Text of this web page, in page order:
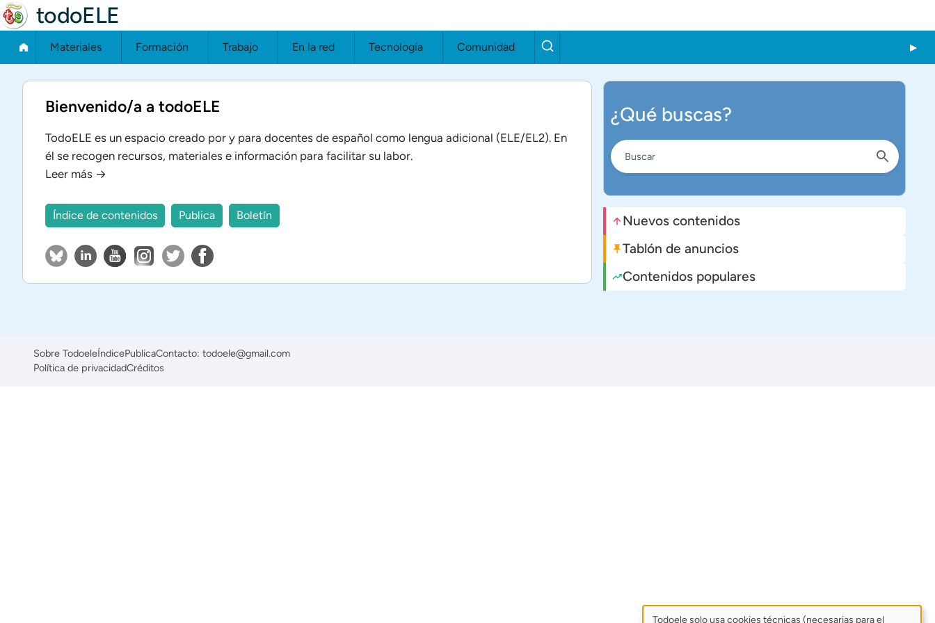
todoELE
Materiales Formación Trabajo En la red Tecnología Comunidad
Bienvenido/a a todoELE
TodoELE es un espacio creado por y para docentes de español como lengua adicional (ELE/EL2). En
él se recogen recursos, materiales e información para facilitar su labor.
Leer más →
Índice de contenidos Publica Boletín
¿Qué buscas?
Nuevos contenidos
Tablón de anuncios
Contenidos populares
Sobre TodoeleÍndicePublicaContacto: todoele@gmail.com
Política de privacidadCréditos
Todoele solo usa cookies técnicas (necesarias para el